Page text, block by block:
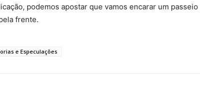
podemos apostar que vamos encarar um
frente.
e Especulações